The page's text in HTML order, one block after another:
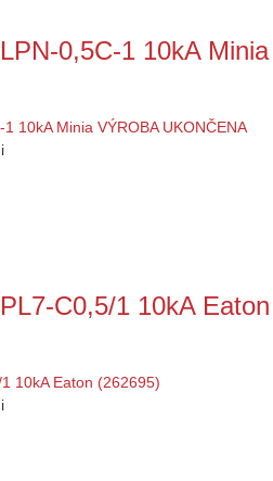
0,5C-1 10kA
i
C0,5/1 10kA
i